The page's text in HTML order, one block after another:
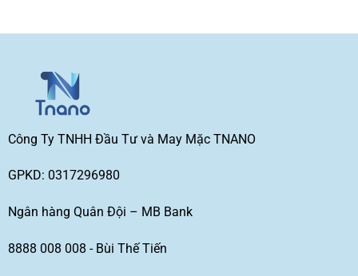
Công Ty TNHH Đầu Tư và May Mặc TNANO
GPKD: 0317296980
Ngân hàng Quân Đội – MB Bank
8888 008 008 - Bùi Thế Tiến